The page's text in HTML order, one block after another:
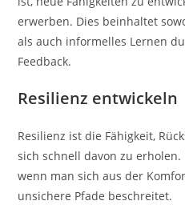
erwerben. Dies beinhaltet
als auch informelles Lernen
Feedback.
Resilienz entwickeln
Resilienz ist die Fähigkeit,
sich schnell davon zu
wenn man sich aus der
unsichere Pfade beschreitet.